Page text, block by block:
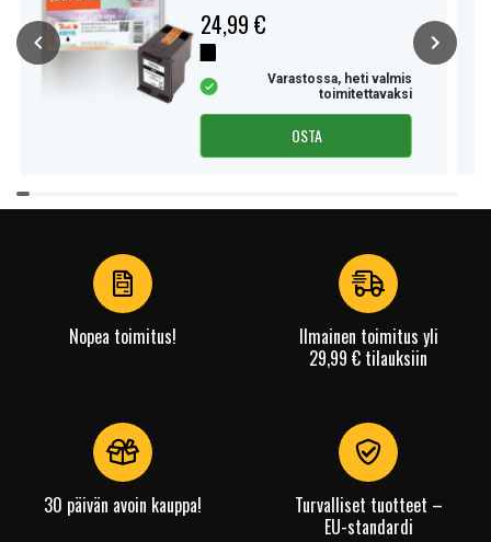
24,99 €
Varastossa, heti valmis
toimitettavaksi
OSTA
Item
1
Nopea toimitus!
Ilmainen toimitus yli
29,99 € tilauksiin
30 päivän avoin kauppa!
Turvalliset tuotteet –
EU-standardi